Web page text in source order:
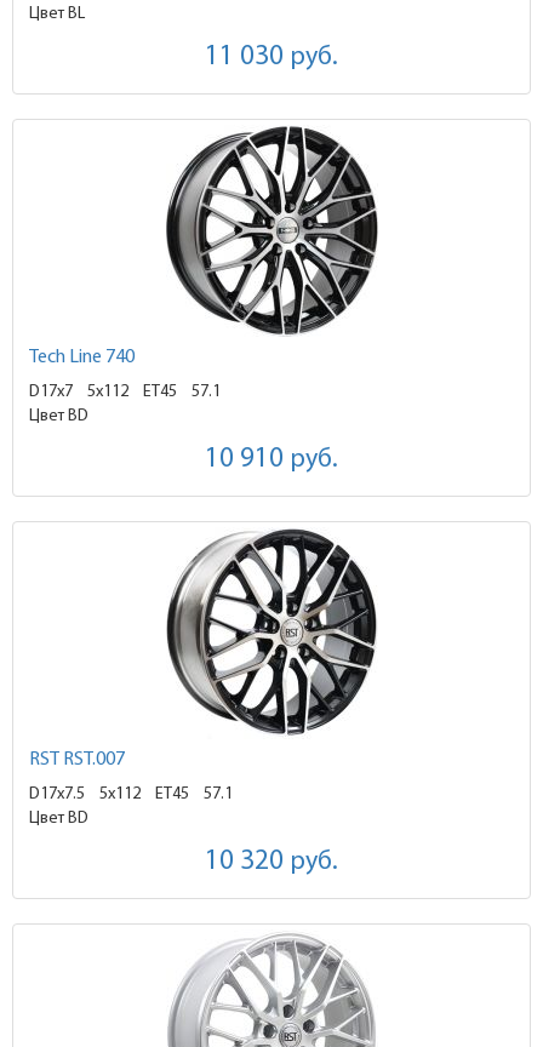
Цвет BL
11 030 руб.
Tech Line 740
D17x7 5x112 ET45
57.1
Цвет BD
10 910 руб.
RST RST.007
D17x7.5 5x112 ET45
57.1
Цвет BD
10 320 руб.